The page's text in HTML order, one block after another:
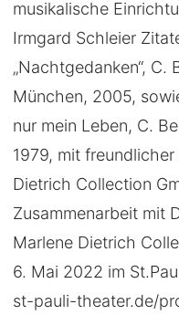
musikalische
Irmgard Schleier
„Nachtgedanken“, C.
München, 2005,
nur mein Leben, C.
1979, mit
Dietrich Collection
Zusammenarbeit mit
Marlene Dietrich
6. Mai 2022 im
st-pauli-theater.de/